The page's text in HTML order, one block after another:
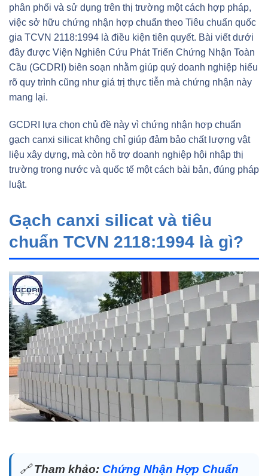
phân phối và sử dụng trên thị trường một cách hợp pháp,
việc sở hữu chứng nhận hợp chuẩn theo Tiêu chuẩn quốc
gia TCVN 2118:1994 là điều kiện tiên quyết. Bài viết dưới
đây được Viện Nghiên Cứu Phát Triển Chứng Nhận Toàn
Cầu (GCDRI) biên soạn nhằm giúp quý doanh nghiệp hiểu
rõ quy trình cũng như giá trị thực tiễn mà chứng nhận này
mang lại.
GCDRI lựa chọn chủ đề này vì chứng nhận hợp chuẩn
gạch canxi silicat không chỉ giúp đảm bảo chất lượng vật
liệu xây dựng, mà còn hỗ trợ doanh nghiệp hội nhập thị
trường trong nước và quốc tế một cách bài bản, đúng pháp
luật.
Gạch canxi silicat và tiêu
chuẩn TCVN 2118:1994 là gì?
🔗Tham khảo: Chứng Nhận Hợp Chuẩn